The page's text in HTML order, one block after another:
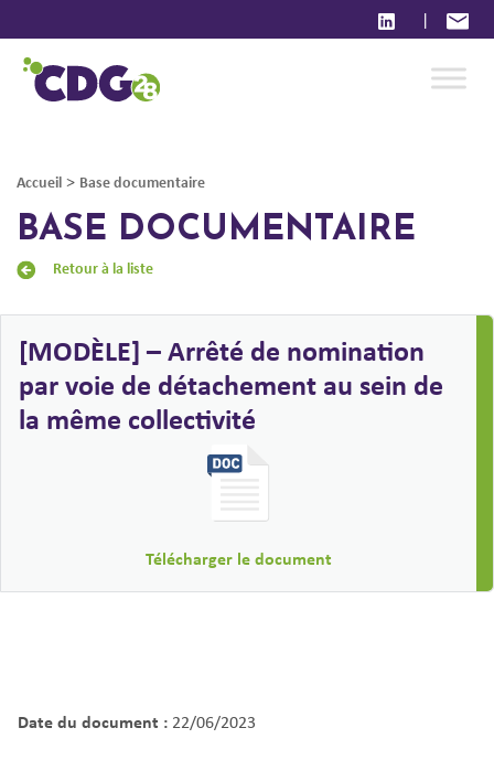
|
Accueil > Base documentaire
BASE DOCUMENTAIRE
Retour à la liste
[MODÈLE] – Arrêté de nomination
par voie de détachement au sein de
la même collectivité
Télécharger le document
Date du document : 22/06/2023